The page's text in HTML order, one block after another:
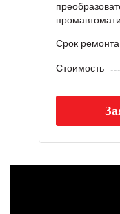
Срок ремонта
Стоимость